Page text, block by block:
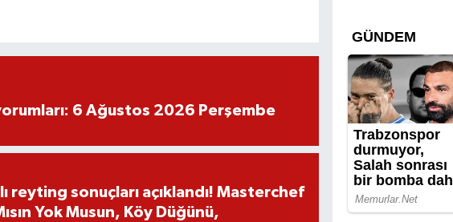
6 Ağustos 2026 Perşembe
reyting sonuçları açıklandı! Masterchef
Yok Musun, Köy Düğünü,